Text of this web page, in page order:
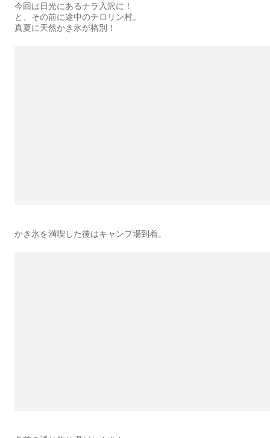
今回は日光にあるナラ入沢に！
と、その前に途中のチロリン村。
真夏に天然かき氷が格別！
かき氷を満喫した後はキャンプ場到着。